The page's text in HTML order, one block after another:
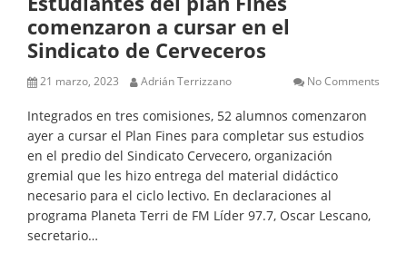
comenzaron a cursar en el
Sindicato de Cerveceros
21 marzo, 2023 Adrián Terrizzano No Comments
Integrados en tres comisiones, 52 alumnos comenzaron
ayer a cursar el Plan Fines para completar sus estudios
en el predio del Sindicato Cervecero, organización
gremial que les hizo entrega del material didáctico
necesario para el ciclo lectivo. En declaraciones al
programa Planeta Terri de FM Líder 97.7, Oscar Lescano,
secretario…